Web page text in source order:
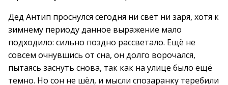
Дед Антип проснулся сегодня ни свет ни заря, хотя к
зимнему периоду данное выражение мало
подходило: сильно поздно рассветало. Ещё не
совсем очнувшись от сна, он долго ворочался,
пытаясь заснуть снова, так как на улице было ещё
темно. Но сон не шёл, и мысли спозаранку теребили